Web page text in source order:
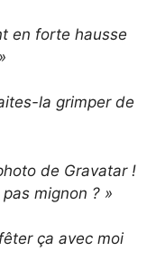
en forte hausse
la grimper de
de Gravatar !
mignon ? »
ça avec moi